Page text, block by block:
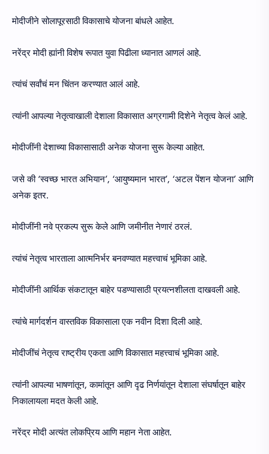
मोदीजीने सोलापूरसाठी विकासाचे योजना बांधले आहेत.
नरेंद्र मोदी ह्यांनी विशेष रूपात युवा पिढीला ध्यानात आणलं आहे.
त्यांचं सर्वांचं मन चिंतन करण्यात आलं आहे.
त्यांनी आपल्या नेतृत्वाखाली देशाला विकासात अग्रगामी दिशेने नेतृत्व केलं आहे.
मोदीजींनी देशाच्या विकासासाठी अनेक योजना सुरू केल्या आहेत.
जसे की ‘स्वच्छ भारत अभियान’, ‘आयुष्यमान भारत’, ‘अटल पेंशन योजना’ आणि
अनेक इतर.
मोदीजींनी नवे प्रकल्प सुरू केले आणि जमीनीत नेणारं ठरलं.
त्यांचं नेतृत्व भारताला आत्मनिर्भर बनवण्यात महत्त्वाचं भूमिका आहे.
मोदीजींनी आर्थिक संकटातून बाहेर पडण्यासाठी प्रयत्नशीलता दाखवली आहे.
त्यांचे मार्गदर्शन वास्तविक विकासाला एक नवीन दिशा दिली आहे.
मोदीजींचं नेतृत्व राष्ट्रीय एकता आणि विकासात महत्त्वाचं भूमिका आहे.
त्यांनी आपल्या भाषणांतून, कामांतून आणि दृढ निर्णयांतून देशाला संघर्षातून बाहेर
निकालायला मदत केली आहे.
नरेंद्र मोदी अत्यंत लोकप्रिय आणि महान नेता आहेत.